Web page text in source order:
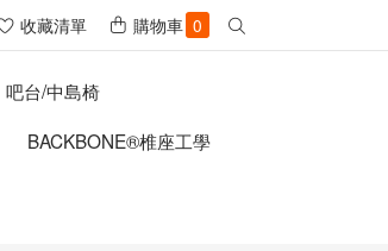
收藏清單 購物車 0
吧台/中島椅
BACKBONE®椎座工學